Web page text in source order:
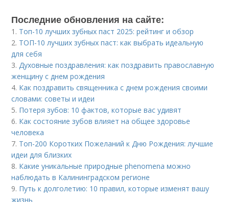
Последние обновления на сайте:
1. Топ-10 лучших зубных паст 2025: рейтинг и обзор
2. ТОП-10 лучших зубных паст: как выбрать идеальную
для себя
3.Духовные поздравления: как поздравить православную
женщину с днем рождения
4. Как поздравить священника с днем рождения своими
словами: советы и идеи
5. Потеря зубов: 10 фактов, которые вас удивят
6. Как состояние зубов влияет на общее здоровье
человека
7. Топ-200 Коротких Пожеланий к Дню Рождения: лучшие
идеи для близких
8. Какие уникальные природные phenomena можно
наблюдать в Калининградском регионе
9. Путь к долголетию: 10 правил, которые изменят вашу
жизнь